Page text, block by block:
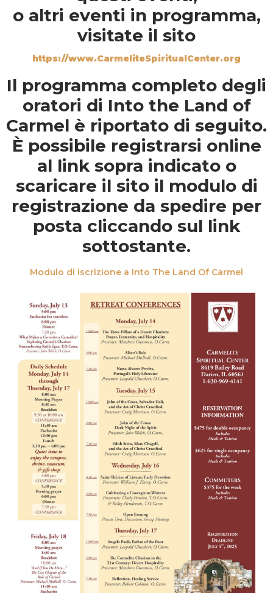
o altri eventi in programma,
visitate il sito
https://www.CarmeliteSpiritualCenter.org
Il programma completo degli
oratori di Into the Land of
Carmel è riportato di seguito.
È possibile registrarsi online
al link sopra indicato o
scaricare il sito il modulo di
registrazione da spedire per
posta cliccando sul link
sottostante.
Modulo di iscrizione a Into The Land Of Carmel